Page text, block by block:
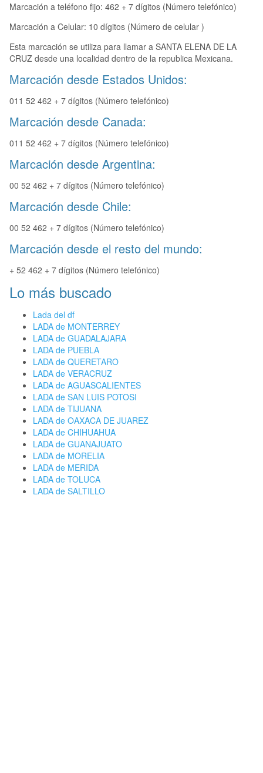
Marcación a teléfono fijo: 462 + 7 dígitos (Número telefónico)
Marcación a Celular: 10 dígitos (Número de celular )
Esta marcación se utiliza para llamar a SANTA ELENA DE LA
CRUZ desde una localidad dentro de la republica Mexicana.
Marcación desde Estados Unidos:
011 52 462 + 7 dígitos (Número telefónico)
Marcación desde Canada:
011 52 462 + 7 dígitos (Número telefónico)
Marcación desde Argentina:
00 52 462 + 7 dígitos (Número telefónico)
Marcación desde Chile:
00 52 462 + 7 dígitos (Número telefónico)
Marcación desde el resto del mundo:
+ 52 462 + 7 dígitos (Número telefónico)
Lo más buscado
Lada del df
LADA de MONTERREY
LADA de GUADALAJARA
LADA de PUEBLA
LADA de QUERETARO
LADA de VERACRUZ
LADA de AGUASCALIENTES
LADA de SAN LUIS POTOSI
LADA de TIJUANA
LADA de OAXACA DE JUAREZ
LADA de CHIHUAHUA
LADA de GUANAJUATO
LADA de MORELIA
LADA de MERIDA
LADA de TOLUCA
LADA de SALTILLO